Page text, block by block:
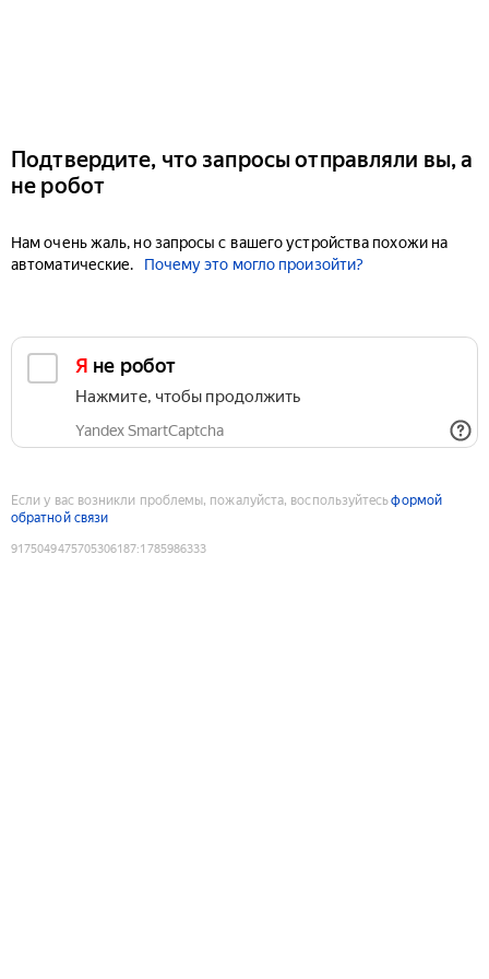
Подтвердите, что запросы отправляли вы, а
не робот
Нам очень жаль, но запросы с вашего устройства похожи на
автоматические.
Почему это могло произойти?
Я не робот
Нажмите, чтобы продолжить
Yandex SmartCaptcha
Если у вас возникли проблемы, пожалуйста, воспользуйтесьформой
обратной связи
9175049475705306187:1785986333